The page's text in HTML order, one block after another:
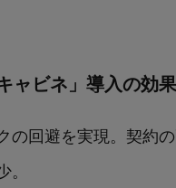
ャビネ」導入の効果
の回避を実現。契約